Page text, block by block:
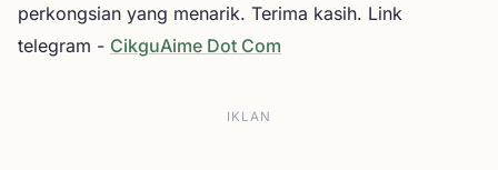
perkongsian yang menarik. Terima kasih. Link
telegram - CikguAime Dot Com
IKLAN